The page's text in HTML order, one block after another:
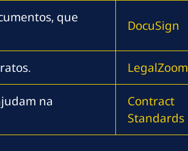
que
DocuSign
LegalZoom
na
Contract
Standards